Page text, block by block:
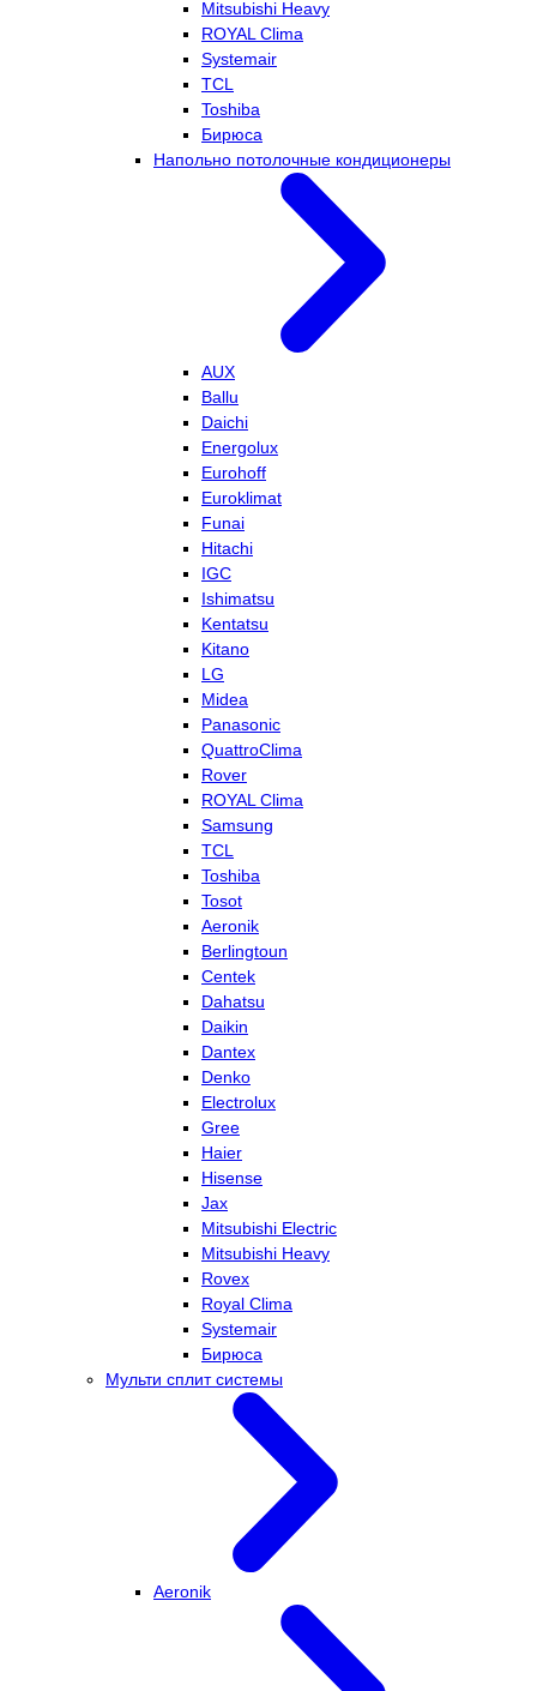
Mitsubishi Heavy
ROYAL Clima
Systemair
TCL
Toshiba
Бирюса
Напольно потолочные кондиционеры
AUX
Ballu
Daichi
Energolux
Eurohoff
Euroklimat
Funai
Hitachi
IGC
Ishimatsu
Kentatsu
Kitano
LG
Midea
Panasonic
QuattroClima
Rover
ROYAL Clima
Samsung
TCL
Toshiba
Tosot
Aeronik
Berlingtoun
Centek
Dahatsu
Daikin
Dantex
Denko
Electrolux
Gree
Haier
Hisense
Jax
Mitsubishi Electric
Mitsubishi Heavy
Rovex
Royal Clima
Systemair
Бирюса
Мульти сплит системы
Aeronik